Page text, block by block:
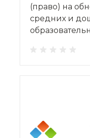
(право) на
средних и